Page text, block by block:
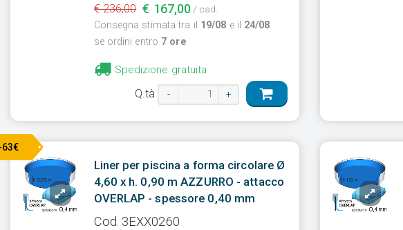
€ 236,00 € 167,00/ cad.
Consegna stimata tra il 19/08 e il 24/08
se ordini entro 7 ore
Spedizione gratuita
Q.tà - +
Liner per piscina a forma circolare Ø
4,60 x h. 0,90 m AZZURRO - attacco
OVERLAP - spessore 0,40 mm
Cod. 3EXX0260